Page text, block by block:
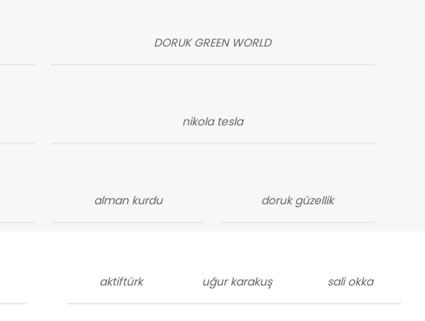
DORUK GREEN WORLD
nikola tesla
alman kurdu doruk güzellik
aktiftürk uğur karakuş sali okka